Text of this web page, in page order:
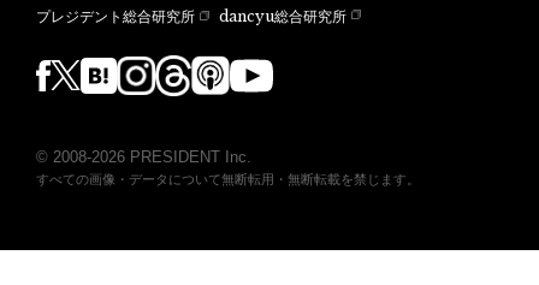
プレジデント総合研究所 dancyu総合研究所
© 2008-2026 PRESIDENT Inc.
すべての画像・データについて無断転用・無断転載を禁じます。